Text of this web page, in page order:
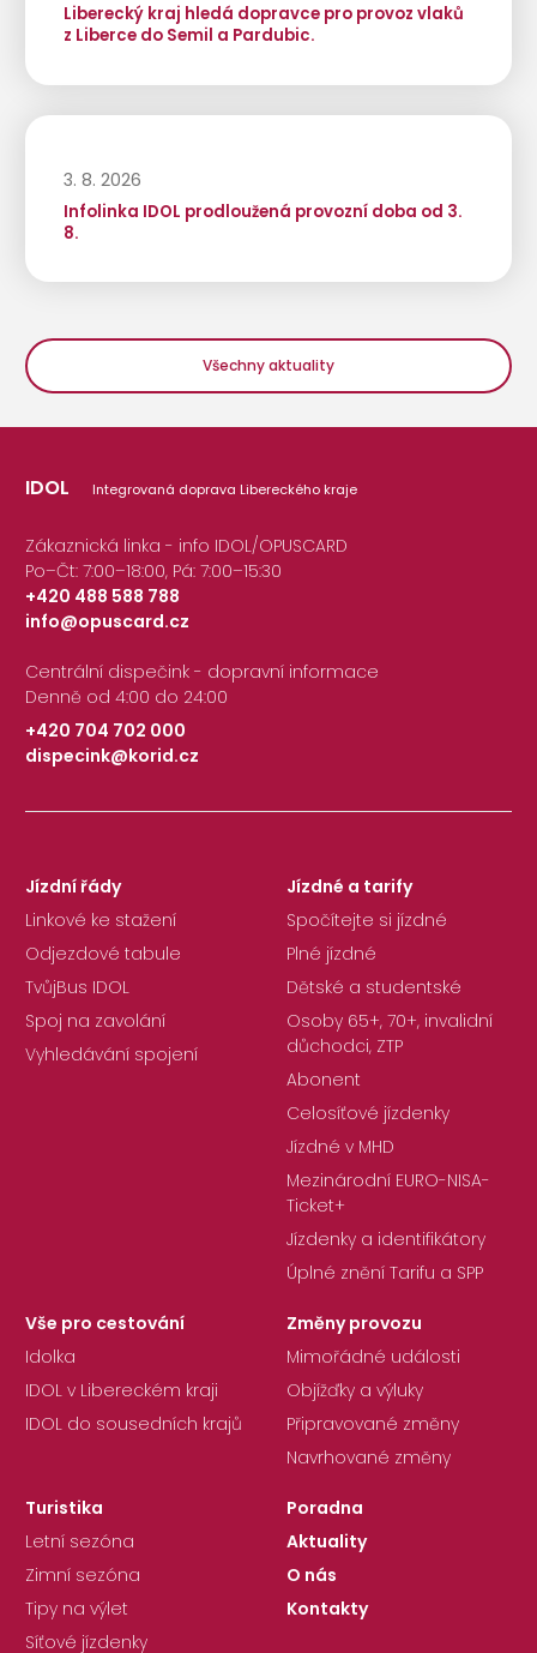
Liberecký kraj hledá dopravce pro provoz vlaků
z Liberce do Semil a Pardubic.
3. 8. 2026
Infolinka IDOL prodloužená provozní doba od 3.
8.
Všechny aktuality
IDOL Integrovaná doprava Libereckého kraje
Zákaznická linka - info IDOL/OPUSCARD
Po–Čt: 7:00–18:00, Pá: 7:00–15:30
+420 488 588 788
|
info@opuscard.cz
Centrální dispečink - dopravní informace
Denně od 4:00 do 24:00
+420 704 702 000
|
dispecink@korid.cz
Jízdní řády
Linkové ke stažení
Odjezdové tabule
TvůjBus IDOL
Spoj na zavolání
Vyhledávání spojení
Jízdné a tarify
Spočítejte si jízdné
Plné jízdné
Dětské a studentské
Osoby 65+, 70+, invalidní
důchodci, ZTP
Abonent
Celosíťové jízdenky
Jízdné v MHD
Mezinárodní EURO-NISA-
Ticket+
Jízdenky a identifikátory
Úplné znění Tarifu a SPP
Vše pro cestování
Idolka
IDOL v Libereckém kraji
IDOL do sousedních krajů
Změny provozu
Mimořádné události
Objížďky a výluky
Připravované změny
Navrhované změny
Turistika
Letní sezóna
Zimní sezóna
Tipy na výlet
Síťové jízdenky
Poradna
Aktuality
O nás
Kontakty